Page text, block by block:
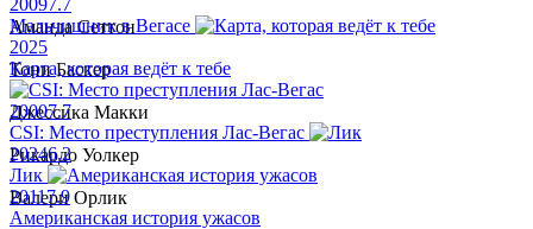
Аманда Сеттон
Тони Баскер
Джессика Макки
Рикардо Уолкер
Валери Орлик
Мальчишник в Вегасе
2025
Карта, которая ведёт к тебе
20007.7
CSI: Место преступления Лас-Вегас
20246.2
Лик
20117.9
Американская история ужасов